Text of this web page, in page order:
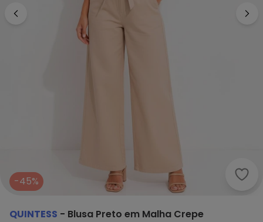
-45%
QUINTESS - Blusa Preto em Malha Crepe